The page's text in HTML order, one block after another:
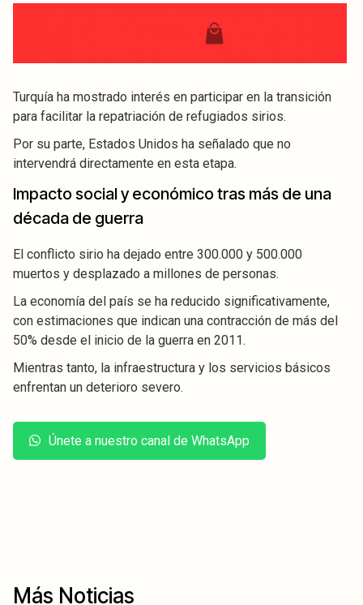
Turquía ha mostrado interés en participar en la transición
para facilitar la repatriación de refugiados sirios.
Por su parte, Estados Unidos ha señalado que no
intervendrá directamente en esta etapa.
Impacto social y económico tras más de una
década de guerra
El conflicto sirio ha dejado entre 300.000 y 500.000
muertos y desplazado a millones de personas.
La economía del país se ha reducido significativamente,
con estimaciones que indican una contracción de más del
50% desde el inicio de la guerra en 2011.
Mientras tanto, la infraestructura y los servicios básicos
enfrentan un deterioro severo.
Únete a nuestro canal de WhatsApp
Más Noticias